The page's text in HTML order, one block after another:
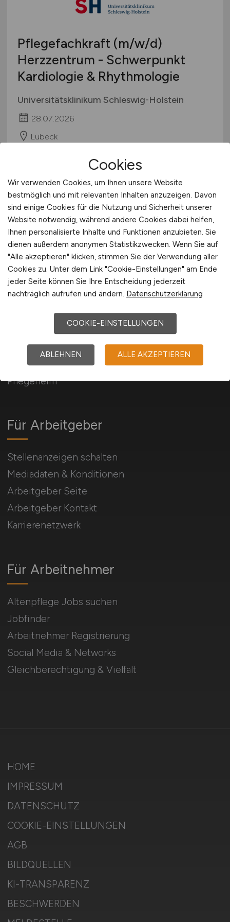
Ausbildung / Studium
Mecklenburg-Vorpommern
Niedersachsen
Nordrhein-Westfalen
Saarland
Sachsen
Sachsen-Anhalt
Deutschlandweit
Österreich
Schweiz
Europa
International
Pflegefachkraft (m/w/d)
Herzzentrum - Schwerpunkt
Kardiologie & Rhythmologie
Universitätsklinikum Schleswig-Holstein
28.07.2026
Lübeck
1
ALTENPFLEGE.JOBS
Aktuell 370 Stellenangebote / Jobs im
Altenheim / Seniorenheim / Mobile Pflege /
Pflegeheim
Für Arbeitnehmer
Altenpflege Jobs suchen
Jobfinder
Arbeitnehmer Registrierung
Social Media & Networks
Gleichberechtigung & Vielfalt
Für Arbeitgeber
Stellenanzeigen schalten
Mediadaten & Konditionen
Arbeitgeber Seite
Arbeitgeber Kontakt
Karrierenetzwerk
HOME
IMPRESSUM
DATENSCHUTZ
COOKIE-EINSTELLUNGEN
AGB
BILDQUELLEN
KI-TRANSPARENZ
BESCHWERDEN
Cookies
Wir verwenden Cookies, um Ihnen unsere Website
bestmöglich und mit relevanten Inhalten anzuzeigen. Davon
sind einige Cookies für die Nutzung und Sicherheit unserer
Website notwendig, während andere Cookies dabei helfen,
Ihnen personalisierte Inhalte und Funktionen anzubieten. Sie
dienen außerdem anonymen Statistikzwecken. Wenn Sie auf
"Alle akzeptieren" klicken, stimmen Sie der Verwendung aller
Cookies zu. Unter dem Link "Cookie-Einstellungen" am Ende
jeder Seite können Sie Ihre Entscheidung jederzeit
nachträglich aufrufen und ändern. Datenschutzerklärung
COOKIE-EINSTELLUNGEN
ABLEHNEN ALLE AKZEPTIEREN